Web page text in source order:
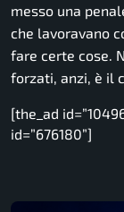
messo una
che lavoravano
fare certe cose.
forzati, anzi, è il
[the_ad
id=”676180”]